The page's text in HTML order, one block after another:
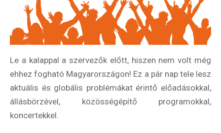
Le a kalappal a szervezők előtt, hiszen nem volt még
ehhez fogható Magyarországon! Ez a pár nap tele lesz
aktuális és globális problémákat érintő előadásokkal,
állásbörzével, közösségépítő programokkal,
koncertekkel.